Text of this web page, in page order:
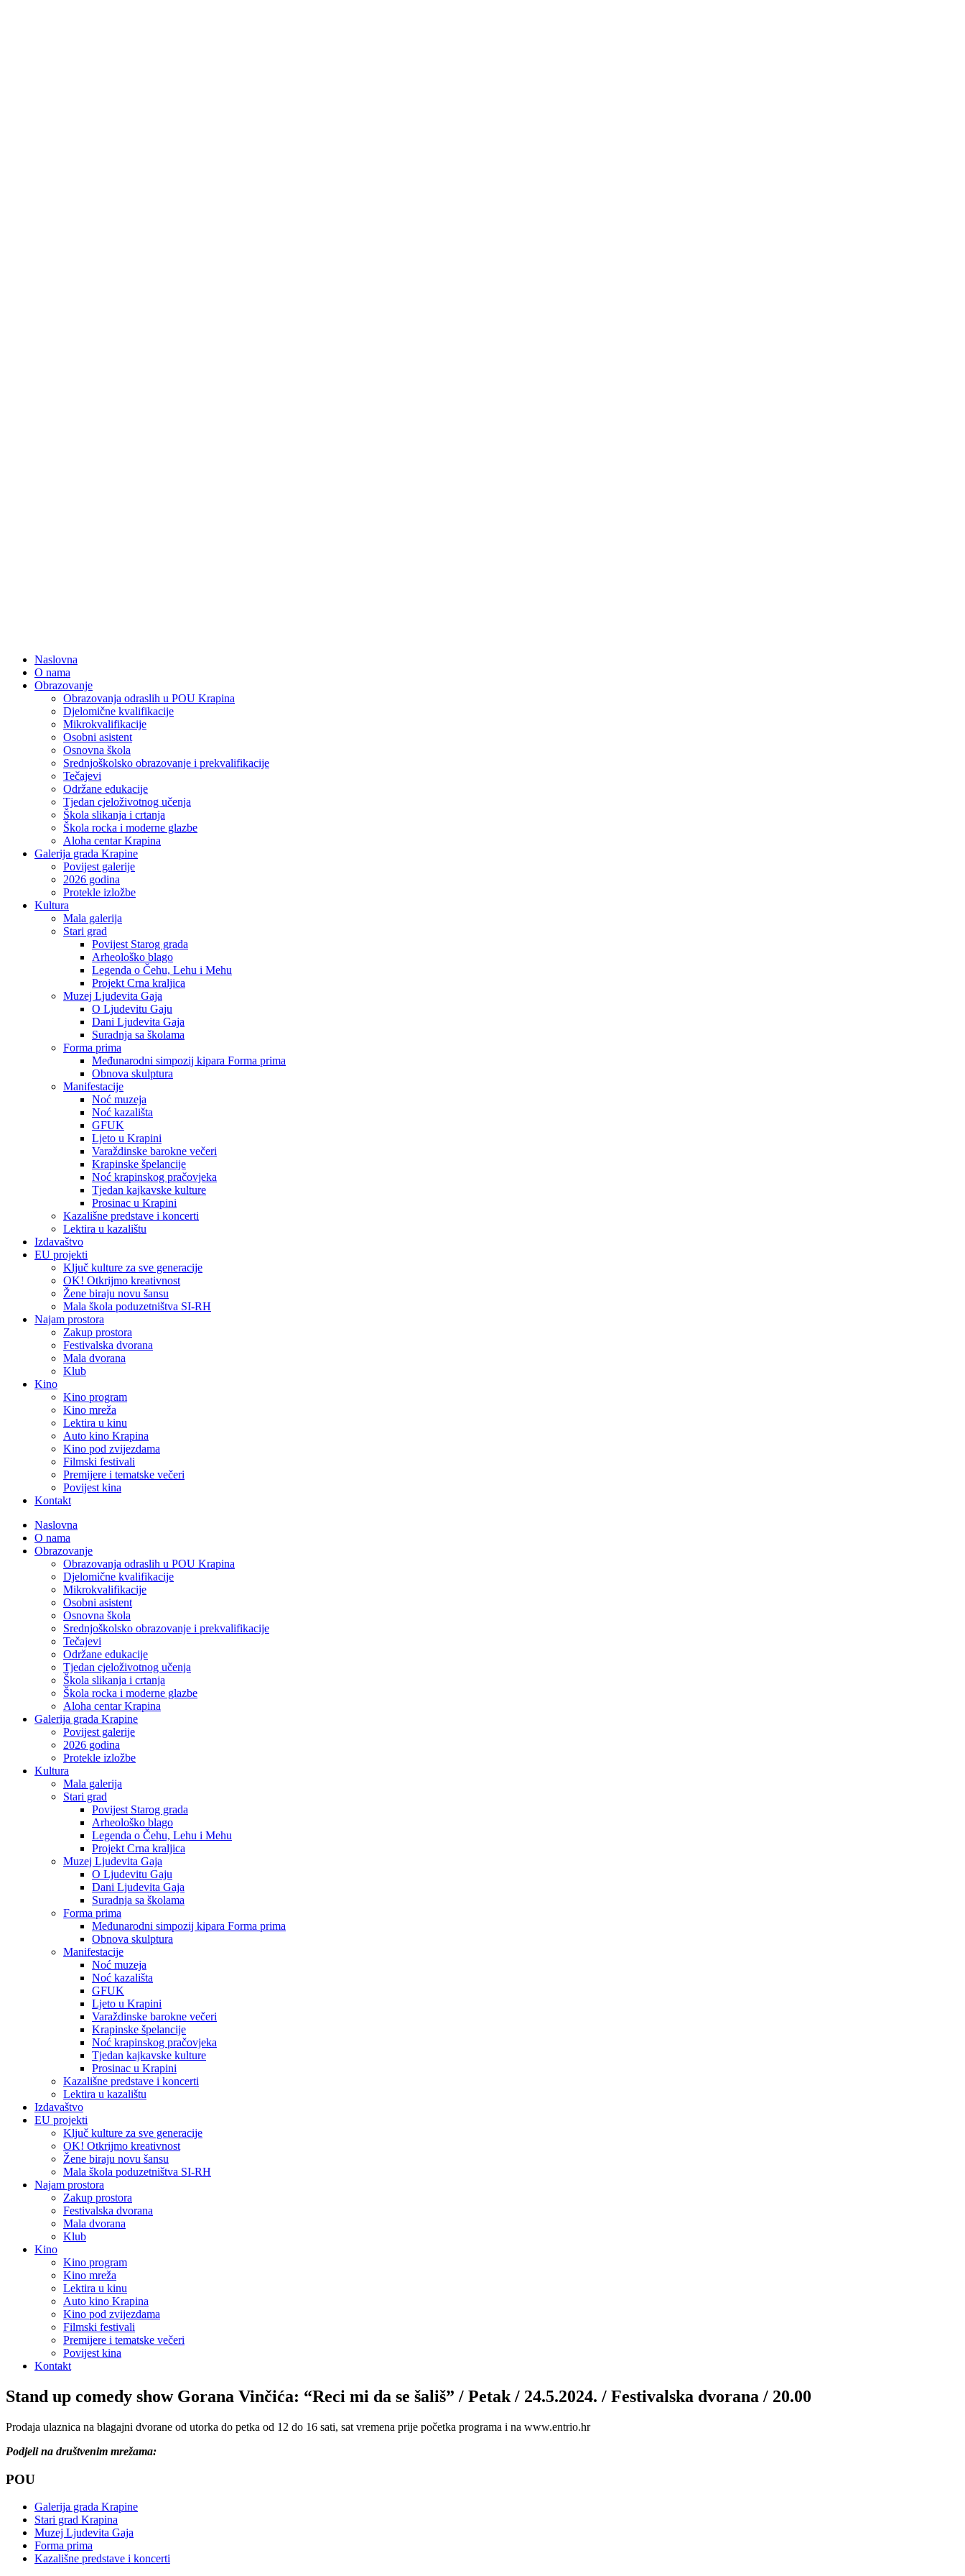
Naslovna
O nama
Obrazovanje
Obrazovanja odraslih u POU Krapina
Djelomične kvalifikacije
Mikrokvalifikacije
Osobni asistent
Osnovna škola
Srednjoškolsko obrazovanje i prekvalifikacije
Tečajevi
Održane edukacije
Tjedan cjeloživotnog učenja
Škola slikanja i crtanja
Škola rocka i moderne glazbe
Aloha centar Krapina
Galerija grada Krapine
Povijest galerije
2026 godina
Protekle izložbe
Kultura
Mala galerija
Stari grad
Povijest Starog grada
Arheološko blago
Legenda o Čehu, Lehu i Mehu
Projekt Crna kraljica
Muzej Ljudevita Gaja
O Ljudevitu Gaju
Dani Ljudevita Gaja
Suradnja sa školama
Forma prima
Međunarodni simpozij kipara Forma prima
Obnova skulptura
Manifestacije
Noć muzeja
Noć kazališta
GFUK
Ljeto u Krapini
Varaždinske barokne večeri
Krapinske špelancije
Noć krapinskog pračovjeka
Tjedan kajkavske kulture
Prosinac u Krapini
Kazališne predstave i koncerti
Lektira u kazalištu
Izdavaštvo
EU projekti
Ključ kulture za sve generacije
OK! Otkrijmo kreativnost
Žene biraju novu šansu
Mala škola poduzetništva SI-RH
Najam prostora
Zakup prostora
Festivalska dvorana
Mala dvorana
Klub
Kino
Kino program
Kino mreža
Lektira u kinu
Auto kino Krapina
Kino pod zvijezdama
Filmski festivali
Premijere i tematske večeri
Povijest kina
Kontakt
Naslovna
O nama
Obrazovanje
Obrazovanja odraslih u POU Krapina
Djelomične kvalifikacije
Mikrokvalifikacije
Osobni asistent
Osnovna škola
Srednjoškolsko obrazovanje i prekvalifikacije
Tečajevi
Održane edukacije
Tjedan cjeloživotnog učenja
Škola slikanja i crtanja
Škola rocka i moderne glazbe
Aloha centar Krapina
Galerija grada Krapine
Povijest galerije
2026 godina
Protekle izložbe
Kultura
Mala galerija
Stari grad
Povijest Starog grada
Arheološko blago
Legenda o Čehu, Lehu i Mehu
Projekt Crna kraljica
Muzej Ljudevita Gaja
O Ljudevitu Gaju
Dani Ljudevita Gaja
Suradnja sa školama
Forma prima
Međunarodni simpozij kipara Forma prima
Obnova skulptura
Manifestacije
Noć muzeja
Noć kazališta
GFUK
Ljeto u Krapini
Varaždinske barokne večeri
Krapinske špelancije
Noć krapinskog pračovjeka
Tjedan kajkavske kulture
Prosinac u Krapini
Kazališne predstave i koncerti
Lektira u kazalištu
Izdavaštvo
EU projekti
Ključ kulture za sve generacije
OK! Otkrijmo kreativnost
Žene biraju novu šansu
Mala škola poduzetništva SI-RH
Najam prostora
Zakup prostora
Festivalska dvorana
Mala dvorana
Klub
Kino
Kino program
Kino mreža
Lektira u kinu
Auto kino Krapina
Kino pod zvijezdama
Filmski festivali
Premijere i tematske večeri
Povijest kina
Kontakt
Stand up comedy show Gorana Vinčića: “Reci mi da se šališ” / Petak / 24.5.2024. / Festivalska dvorana / 20.00
Prodaja ulaznica na blagajni dvorane od utorka do petka od 12 do 16 sati, sat vremena prije početka programa i na www.entrio.hr
Podjeli na društvenim mrežama:
POU
Galerija grada Krapine
Stari grad Krapina
Muzej Ljudevita Gaja
Forma prima
Kazališne predstave i koncerti